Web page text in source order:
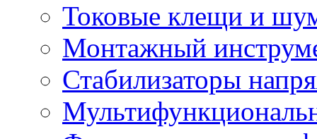
Токовые клещи и
Монтажный
Стабилизаторы